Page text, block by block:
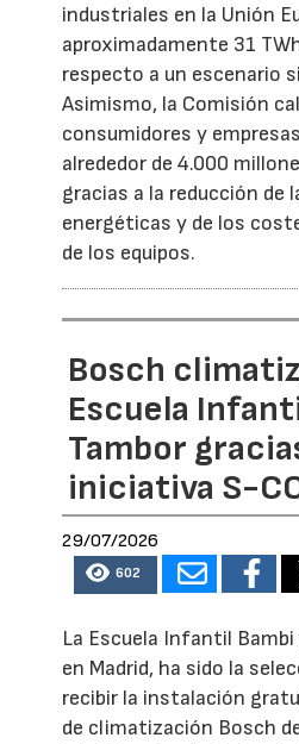
industriales en la Unión
aproximadamente 31
respecto a un escenario
Asimismo, la Comisión
consumidores y
alrededor de 4.000
gracias a la reducción de
energéticas y de los
de los equipos.
Bosch
Escuela
Tambor
iniciativa S-
29/07/2026
602
La Escuela Infantil Bambi
en Madrid, ha sido la
recibir la instalación
de climatización Bosch